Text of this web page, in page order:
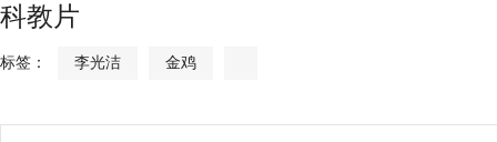
科教片
标签： 李光洁 金鸡